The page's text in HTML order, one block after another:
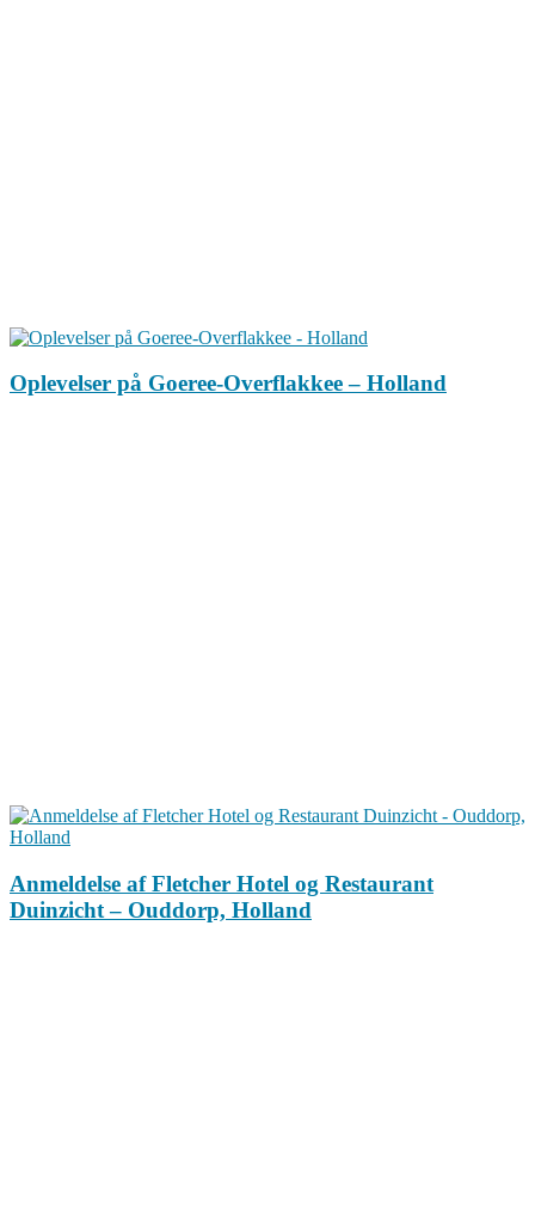
Oplevelser på Goeree-Overflakkee – Holland
Anmeldelse af Fletcher Hotel og Restaurant
Duinzicht – Ouddorp, Holland